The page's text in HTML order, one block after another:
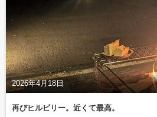
2026年4月18日
再びヒルビリー。近くて最高。